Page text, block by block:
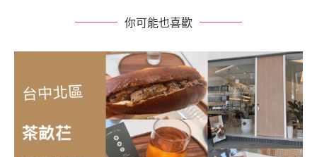
你可能也喜歡